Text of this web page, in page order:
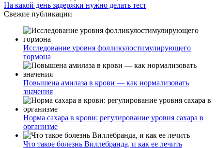
На какой день задержки нужно делать тест
Свежие публикации
Исследование уровня фолликулостимулирующего
гормона
Повышена амилаза в крови — как нормализовать
значения
Норма сахара в крови: регулирование уровня сахара в
организме
Что такое болезнь Виллебранда, и как ее лечить